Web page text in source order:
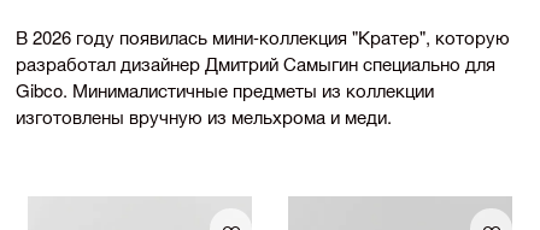
В 2026 году появилась мини-коллекция "Кратер", которую
разработал дизайнер Дмитрий Самыгин специально для
Gibco. Минималистичные предметы из коллекции
изготовлены вручную из мельхрома и меди.